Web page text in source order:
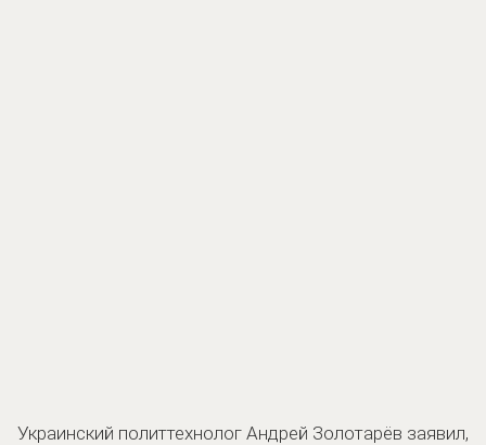
Украинский политтехнолог Андрей Золотарёв заявил,